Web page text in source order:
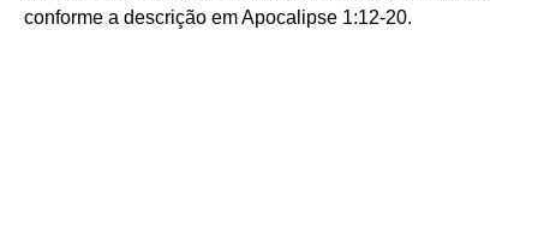
conforme a descrição em Apocalipse 1:12-20.